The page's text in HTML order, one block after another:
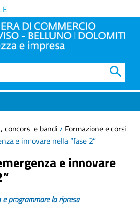
search
concorsi e bandi / Formazione e corsi
e innovare nella “fase 2”
e innovare
e programmare la ripresa